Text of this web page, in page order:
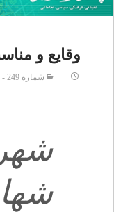
وقايع و
شماره 249 - جمعه 01 شهريور 1381